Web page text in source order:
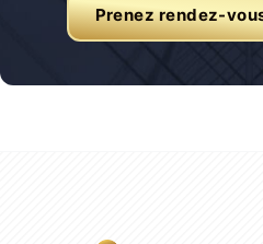
Prenez rendez-